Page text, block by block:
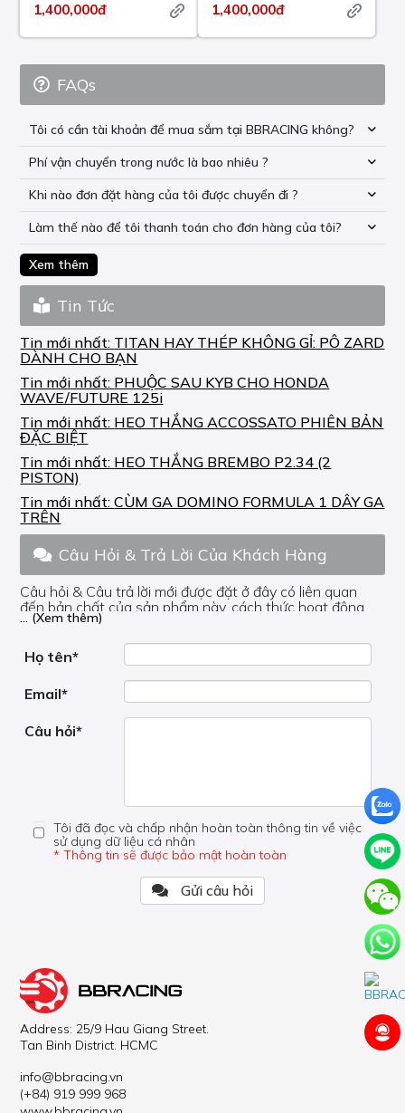
1,400,000đ 1,400,000đ
FAQs
Tôi có cần tài khoản để mua sắm tại BBRACING không?
Phí vận chuyển trong nước là bao nhiêu ?
Khi nào đơn đặt hàng của tôi được chuyển đi ?
Làm thế nào để tôi thanh toán cho đơn hàng của tôi?
Xem thêm
Tin Tức
Tin mới nhất: TITAN HAY THÉP KHÔNG GỈ: PÔ ZARD
DÀNH CHO BẠN
Tin mới nhất: PHUỘC SAU KYB CHO HONDA
WAVE/FUTURE 125i
Tin mới nhất: HEO THẮNG ACCOSSATO PHIÊN BẢN
ĐẶC BIỆT
Tin mới nhất: HEO THẮNG BREMBO P2.34 (2
PISTON)
Tin mới nhất:CÙM GA DOMINO FORMULA 1 DÂY GA
TRÊN
Câu Hỏi & Trả Lời Của Khách Hàng
Câu hỏi & Câu trả lời mới được đặt ở đây có liên quan
đến bản chất của sản phẩm này, cách thức hoạt động,
nơi hoạt động, liệu nó có hữu ích không, v.v.
câu hỏi của bạn ở đây mà bên trong trang đó.
... (Xem thêm)
Họ tên*
Email*
Câu hỏi*
Tôi đã đọc và chấp nhận hoàn toàn thông tin về việc
sử dụng dữ liệu cá nhân
* Thông tin sẽ được bảo mật hoàn toàn
Gửi câu hỏi
Address: 25/9 Hau Giang Street.
Tan Binh District. HCMC
info@bbracing.vn
(+84) 919 999 968